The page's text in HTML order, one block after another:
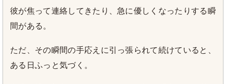
彼が焦って連絡してきたり、急に優しくなったりする瞬
間がある。
ただ、その瞬間の手応えに引っ張られて続けていると、
ある日ふっと気づく。